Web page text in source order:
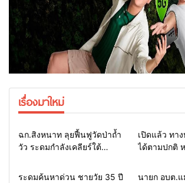
เรื่องมาใหม่
Home แวดวงทหาร
ฉก.สิงหนาท ลุยฟื้นฟูวัดป่าถ้ำ
วัว ระดมกำลังเคลียร์ใต้
ช่วยชาวบ้านฝ่าวิกฤตน้ำป่า
Home
เปิดแล้ว ทา
ได้ตามปกติ
แม่ฮ่องสอน
Home รอบรั้วทั่วไทย
ระดมค้นหาด่วน ชายวัย 35 ปี
Home
นายก อบต.